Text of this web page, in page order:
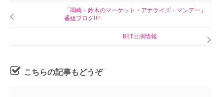
「岡崎・鈴木のマーケット・アナライズ・マンデー」
番組ブログUP
BBT出演情報
こちらの記事もどうぞ